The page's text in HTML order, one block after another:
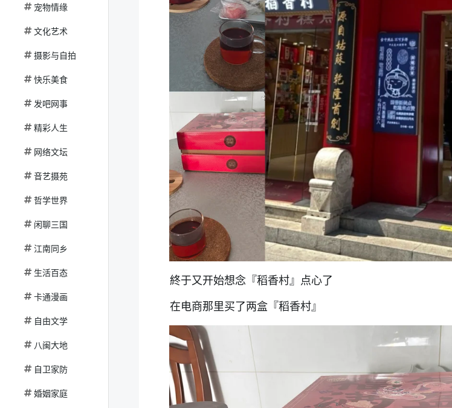
宠物情缘
文化艺术
摄影与自拍
快乐美食
发吧网事
精彩人生
网络文坛
音艺摄苑
哲学世界
闲聊三国
江南同乡
生活百态
卡通漫画
自由文学
八闽大地
自卫家防
婚姻家庭
終于又开始想念『稻香村』点心了
在电商那里买了两盒『稻香村』